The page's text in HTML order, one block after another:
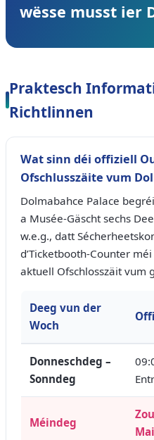
wësse musst ier
Praktesch
Richtlinnen
Wat sinn déi offiziell
Ofschlusszäite vum
Dolmabahce Palace
a Musée-Gäscht sechs
w.e.g., datt
d’Ticketbooth-Counter
aktuell Ofschlosszäit vum
Deeg vun der
Woch
Donneschdeg –
Sonndeg
Méindeg